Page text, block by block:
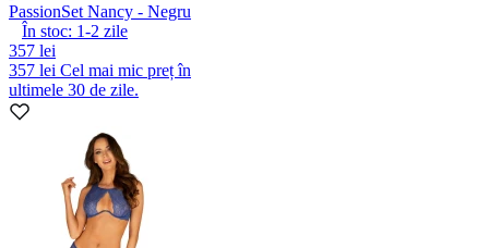
PassionSet Nancy - Negru
În stoc: 1-2 zile
357 lei
357 lei Cel mai mic preț în
ultimele 30 de zile.